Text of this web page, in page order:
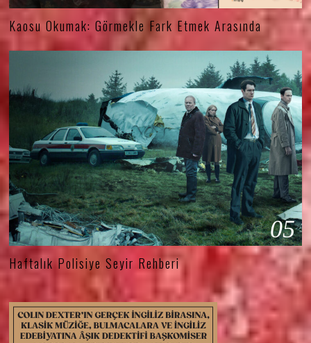
Kaosu Okumak: Görmekle Fark Etmek Arasında
05
Haftalık Polisiye Seyir Rehberi